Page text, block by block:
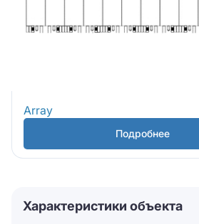
Array
Подробнее
Характеристики объекта